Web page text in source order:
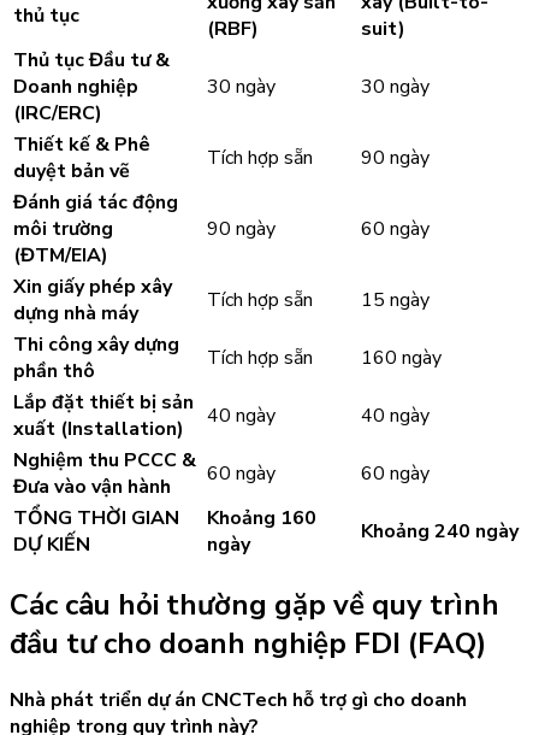
thủ tục
(RBF)
suit)
Thủ tục Đầu tư &
Doanh nghiệp
(IRC/ERC)
30 ngày 30 ngày
Thiết kế & Phê
duyệt bản vẽ
Tích hợp sẵn
90 ngày
Đánh giá tác động
môi trường
(ĐTM/EIA)
90 ngày 60 ngày
Xin giấy phép xây
dựng nhà máy
Tích hợp sẵn
15 ngày
Thi công xây dựng
phần thô
Tích hợp sẵn
160 ngày
Lắp đặt thiết bị sản
xuất (Installation)
40 ngày
40 ngày
Nghiệm thu PCCC &
Đưa vào vận hành
60 ngày
60 ngày
TỔNG THỜI GIAN
DỰ KIẾN
Khoảng 160
ngày
Khoảng 240 ngày
Các câu hỏi thường gặp về quy trình
đầu tư cho doanh nghiệp FDI (FAQ)
Nhà phát triển dự án CNCTech hỗ trợ gì cho doanh
nghiệp trong quy trình này?